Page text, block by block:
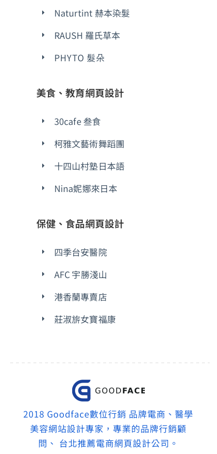
Naturtint 赫本染髮
RAUSH 羅氏草本
PHYTO 髮朵
美食、教育網頁設計
30cafe 叁食
柯雅文藝術舞蹈團
十四山村塾日本語
Nina妮娜來日本
保健、食品網頁設計
四季台安醫院
AFC 宇勝淺山
港香蘭專賣店
莊淑旂女寶福康
2018 Goodface數位行銷 品牌電商、醫學
美容網站設計專家，專業的品牌行銷顧
問、 台北推薦電商網頁設計公司。